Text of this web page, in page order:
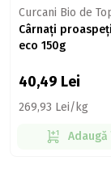
Curcani Bio de
Cârnați
eco 150g
40,49 Lei
269,93 Lei/kg
Adaugă